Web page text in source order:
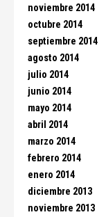
noviembre 2014
octubre 2014
septiembre 2014
agosto 2014
julio 2014
junio 2014
mayo 2014
abril 2014
marzo 2014
febrero 2014
enero 2014
diciembre 2013
noviembre 2013